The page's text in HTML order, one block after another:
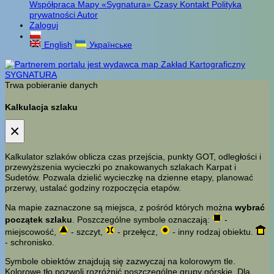
Współpraca Mapy «Sygnatura» Czasy Kontakt Polityka
prywatnościAutor
Zaloguj
English
Українське
Trwa pobieranie danych
Kalkulacja szlaku
×
Kalkulator szlaków oblicza czas przejścia, punkty GOT, odległości i
przewyższenia wycieczki po znakowanych szlakach Karpat i
Sudetów. Pozwala dzielić wycieczkę na dzienne etapy, planować
przerwy, ustalać godziny rozpoczęcia etapów.
Na mapie zaznaczone są miejsca, z pośród których można wybrać
początek szlaku . Poszczególne symbole oznaczają:
-
miejscowość,
- szczyt, - przełęcz,
- inny rodzaj obiektu.
- schronisko.
Symbole obiektów znajdują się zazwyczaj na kolorowym tle.
Kolorowe tło pozwoli rozróżnić poszczególne grupy górskie. Dla